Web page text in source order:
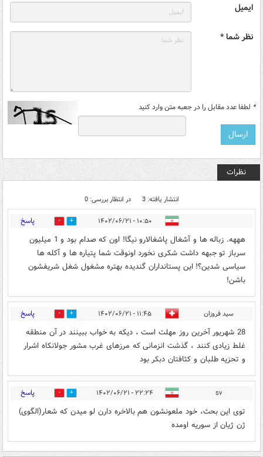
ایمیل
نظر شما *
* لطفا عدد مقابل را در جعبه متن وارد کنید
نظرات
انتشار یافته: 3 در انتظار بررسی: 0
۱۰:۵۰ - ۱۴۰۲/۰۶/۲۱ 1 پاسخ
هههه. زباله ها و آشغال پاشغالارو نیگا! اون که صدام بود و 1 میلیون
سرباز تو جبهه داشت شکری نخورد اونوقت شما پتیاره ها و آکله ها
سیاسی شدین؟! این پستانداران گندیده بهتره مشغول شغل شریفشون
باشن!
سید فروزان ۱۱:۴۵ - ۱۴۰۲/۰۶/۲۱ 0 پاسخ
28 شهریور آخرین روز مهلت است ، دیکه به خواب ببینند در آن منطقه
غلط زیادی کنند ، گذشت انزمانی که مرزهای غرب مشور جولانکاه اشرار
و تحزیه طلبان و کثافتان دبکر بود
sv ۲۲:۲۴ - ۱۴۰۲/۰۶/۲۱ 0 پاسخ
توی این بحث، خود ملعونشون هم بالاخره دارن لو میدن که شعار(الگوی)
ژن ژیان از سوریه اومده